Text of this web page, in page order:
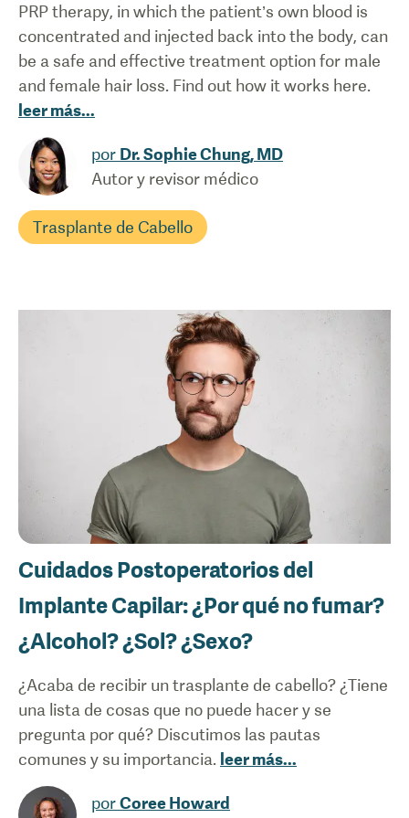
PRP therapy, in which the patient’s own blood is
concentrated and injected back into the body, can
be a safe and effective treatment option for male
and female hair loss. Find out how it works here.
leer más...
por Dr. Sophie Chung, MD
Autor y revisor médico
Trasplante de Cabello
Cuidados Postoperatorios del
Implante Capilar: ¿Por qué no fumar?
¿Alcohol? ¿Sol? ¿Sexo?
¿Acaba de recibir un trasplante de cabello? ¿Tiene
una lista de cosas que no puede hacer y se
pregunta por qué? Discutimos las pautas
comunes y su importancia. leer más...
porCoree Howard